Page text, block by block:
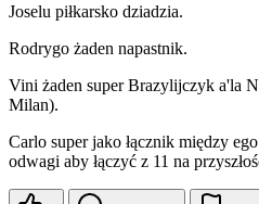
Joselu piłkarsko dziadzia.
Rodrygo żaden napastnik.
Vini żaden super Brazylijczyk a'la
Milan).
Carlo super jako łącznik między
odwagi aby łączyć z 11 na